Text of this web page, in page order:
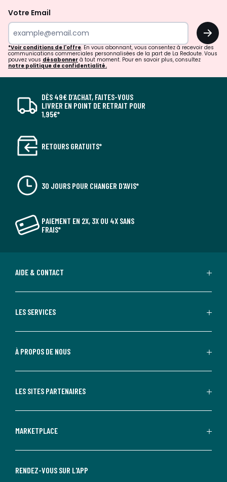
Votre Email
OK
*Voir conditions de l'offre. En vous abonnant, vous consentez à recevoir des
communications commerciales personnalisées de la part de La Redoute. Vous
pouvez vous désabonner à tout moment. Pour en savoir plus, consultez
notre politique de confidentialité.
DÈS 49€ D’ACHAT, FAITES-VOUS
LIVRER EN POINT DE RETRAIT POUR
1,95€*
RETOURS GRATUITS*
30 JOURS POUR CHANGER D'AVIS*
PAIEMENT EN 2X, 3X OU 4X SANS
FRAIS*
AIDE & CONTACT
LES SERVICES
À PROPOS DE NOUS
LES SITES PARTENAIRES
MARKETPLACE
RENDEZ-VOUS SUR L'APP